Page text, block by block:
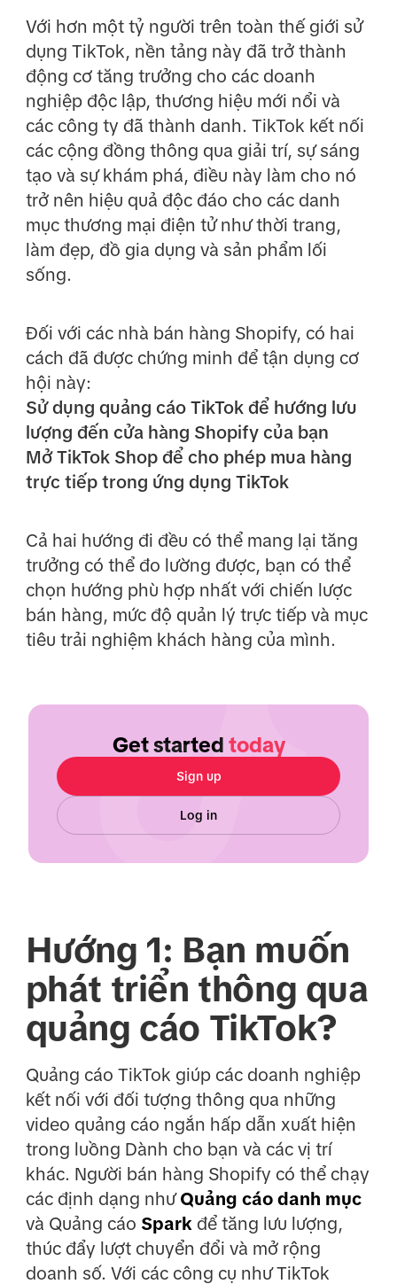
Với hơn một tỷ người trên toàn thế giới sử
dụng TikTok, nền tảng này đã trở thành
động cơ tăng trưởng cho các doanh
nghiệp độc lập, thương hiệu mới nổi và
các công ty đã thành danh. TikTok kết nối
các cộng đồng thông qua giải trí, sự sáng
tạo và sự khám phá, điều này làm cho nó
trở nên hiệu quả độc đáo cho các danh
mục thương mại điện tử như thời trang,
làm đẹp, đồ gia dụng và sản phẩm lối
sống.
Đối với các nhà bán hàng Shopify, có hai
cách đã được chứng minh để tận dụng cơ
hội này:
Sử dụng quảng cáo TikTok để hướng lưu
lượng đến cửa hàng Shopify của bạn
Mở TikTok Shop để cho phép mua hàng
trực tiếp trong ứng dụng TikTok
Cả hai hướng đi đều có thể mang lại tăng
trưởng có thể đo lường được, bạn có thể
chọn hướng phù hợp nhất với chiến lược
bán hàng, mức độ quản lý trực tiếp và mục
tiêu trải nghiệm khách hàng của mình.
Get started today
Sign up
Log in
Hướng 1: Bạn muốn
phát triển thông qua
quảng cáo TikTok?
Quảng cáo TikTok giúp các doanh nghiệp
kết nối với đối tượng thông qua những
video quảng cáo ngắn hấp dẫn xuất hiện
trong luồng Dành cho bạn và các vị trí
khác. Người bán hàng Shopify có thể chạy
các định dạng nhưQuảng cáo danh mục
và Quảng cáo Spark để tăng lưu lượng,
thúc đẩy lượt chuyển đổi và mở rộng
doanh số. Với các công cụ như TikTok